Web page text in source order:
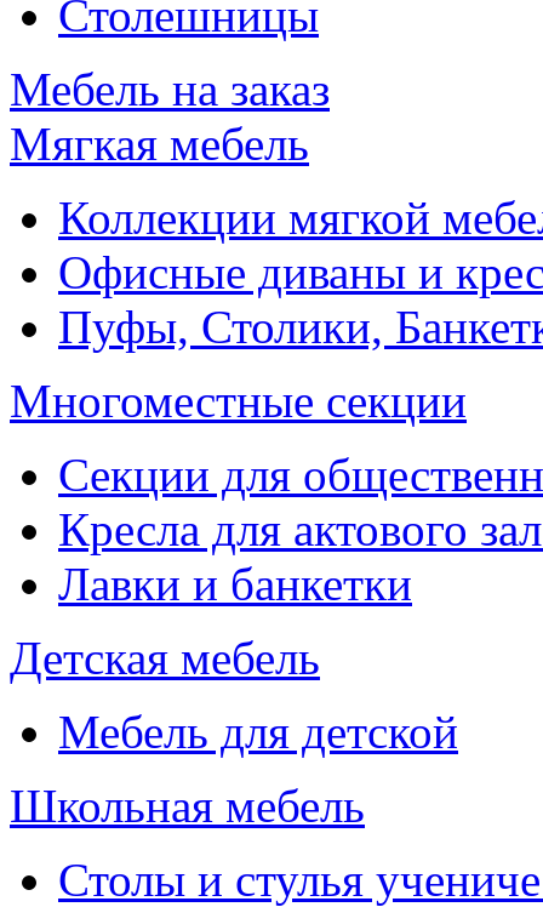
Столешницы
Мебель на заказ
Мягкая мебель
Коллекции мягкой
Офисные диваны и
Пуфы, Столики,
Многоместные секции
Секции для
Кресла для актового
Лавки и банкетки
Детская мебель
Мебель для детской
Школьная мебель
Столы и стулья